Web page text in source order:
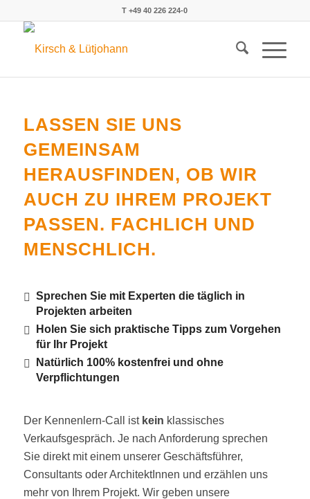
T +49 40 226 224-0
LASSEN SIE UNS
GEMEINSAM
HERAUSFINDEN, OB WIR
AUCH ZU IHREM PROJEKT
PASSEN. FACHLICH UND
MENSCHLICH.
Sprechen Sie mit Experten die täglich in
Projekten arbeiten
Holen Sie sich praktische Tipps zum Vorgehen
für Ihr Projekt
Natürlich 100% kostenfrei und ohne
Verpflichtungen
Der Kennenlern-Call istkein klassisches
Verkaufsgespräch. Je nach Anforderung sprechen
Sie direkt mit einem unserer Geschäftsführer,
Consultants oder ArchitektInnen und erzählen uns
mehr von Ihrem Projekt. Wir geben unsere